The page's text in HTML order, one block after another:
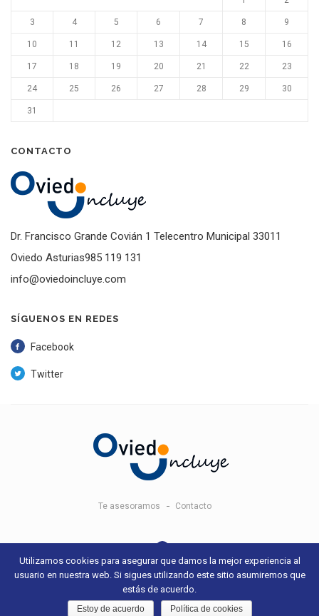
3 4 5 6 7 8 9
10 11 12 13 14 15 16
17 18 19 20 21 22 23
24 25 26 27 28 29 30
31
CONTACTO
Dr. Francisco Grande Covián 1 Telecentro Municipal 33011
Oviedo Asturias985 119 131
info@oviedoincluye.com
SÍGUENOS EN REDES
Facebook
Twitter
Te asesoramos Contacto
© 2018 Oviedo Incluye - Aviso legal y condiciones de uso- Sitio web
desarrollado por+QueGusto S.C.
Utilizamos cookies para asegurar que damos la mejor experiencia al
usuario en nuestra web. Si sigues utilizando este sitio asumiremos que
estás de acuerdo.
Estoy de acuerdo Política de cookies